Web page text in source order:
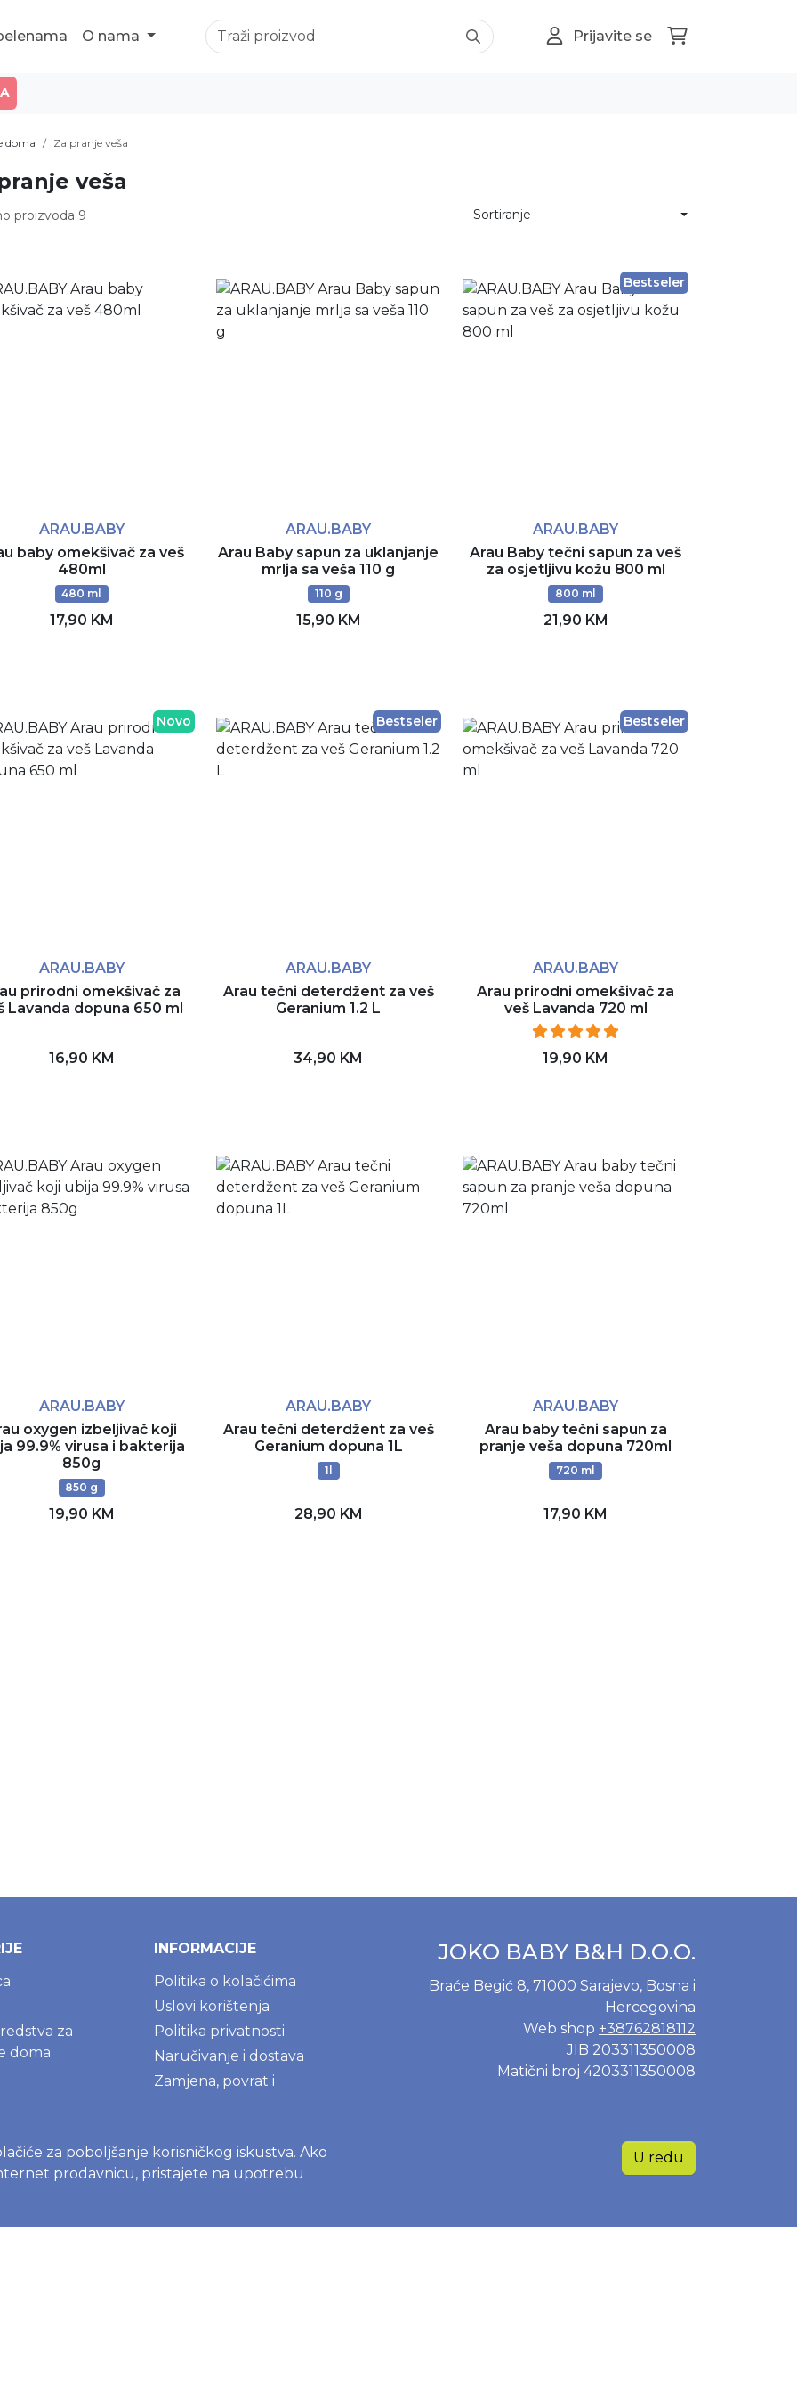
O nama Prijavite se
doma Za pranje veša
veša
proizvoda 9 Sortiranje
ARAU.BABY
baby omekšivač za veš
480ml
480 ml
17,90 KM
ARAU.BABY
Arau Baby sapun za uklanjanje
mrlja sa veša 110 g
110 g
15,90 KM
Bestseler
ARAU.BABY
Arau Baby tečni sapun za veš
za osjetljivu kožu 800 ml
800 ml
21,90 KM
Novo
ARAU.BABY
prirodni omekšivač za
Lavanda dopuna 650 ml
16,90 KM
Bestseler
ARAU.BABY
Arau tečni deterdžent za veš
Geranium 1.2 L
34,90 KM
Bestseler
ARAU.BABY
Arau prirodni omekšivač za
veš Lavanda 720 ml
19,90 KM
ARAU.BABY
oxygen izbeljivač koji
99.9% virusa i bakterija
850g
850 g
19,90 KM
ARAU.BABY
Arau tečni deterdžent za veš
Geranium dopuna 1L
1l
28,90 KM
ARAU.BABY
Arau baby tečni sapun za
pranje veša dopuna 720ml
720 ml
17,90 KM
za
doma
INFORMACIJE
Politika o kolačićima
Uslovi korištenja
Politika privatnosti
Naručivanje i dostava
Zamjena, povrat i
JOKO BABY B&H D.O.O.
Braće Begić 8, 71000 Sarajevo, Bosna i
Hercegovina
Web shop +38762818112
JIB 203311350008
Matični broj 4203311350008
za poboljšanje korisničkog iskustva. Ako
prodavnicu, pristajete na upotrebu
U redu